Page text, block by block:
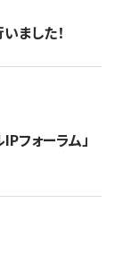
ました！
フォーラム」